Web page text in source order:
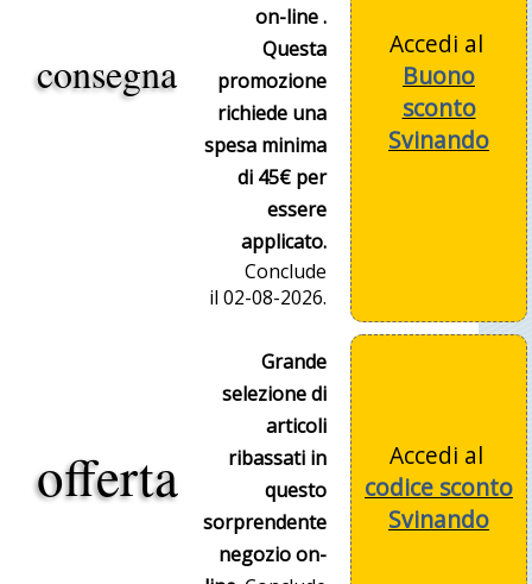
consegna
on-line .
Questa
promozione
richiede una
spesa minima
di 45€ per
essere
applicato.
Conclude
il 02-08-2026.
Accedi al
Buono
sconto
Svinando
offerta
Grande
selezione di
articoli
ribassati in
questo
sorprendente
negozio on-
Accedi al
codice sconto
Svinando